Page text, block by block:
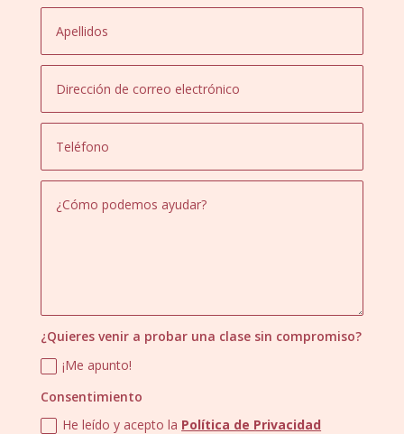
¿Quieres venir a probar una clase sin compromiso?
¡Me apunto!
Consentimiento
He leído y acepto la Política de Privacidad